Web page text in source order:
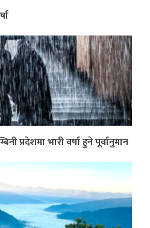
प्रदेशमा भारी वर्षा हुने पूर्वानुमान